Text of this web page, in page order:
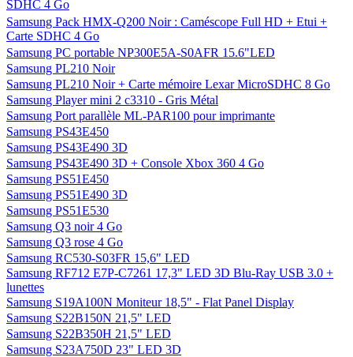
SDHC 4 Go
Samsung Pack HMX-Q200 Noir : Caméscope Full HD + Etui +
Carte SDHC 4 Go
Samsung PC portable NP300E5A-S0AFR 15.6"LED
Samsung PL210 Noir
Samsung PL210 Noir + Carte mémoire Lexar MicroSDHC 8 Go
Samsung Player mini 2 c3310 - Gris Métal
Samsung Port parallèle ML-PAR100 pour imprimante
Samsung PS43E450
Samsung PS43E490 3D
Samsung PS43E490 3D + Console Xbox 360 4 Go
Samsung PS51E450
Samsung PS51E490 3D
Samsung PS51E530
Samsung Q3 noir 4 Go
Samsung Q3 rose 4 Go
Samsung RC530-S03FR 15,6" LED
Samsung RF712 E7P-C7261 17,3" LED 3D Blu-Ray USB 3.0 +
lunettes
Samsung S19A100N Moniteur 18,5" - Flat Panel Display
Samsung S22B150N 21,5" LED
Samsung S22B350H 21,5" LED
Samsung S23A750D 23" LED 3D